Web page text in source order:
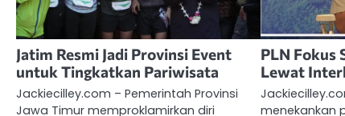
Jatim Resmi Jadi Provinsi Event
untuk Tingkatkan Pariwisata
Jackiecilley.com – Pemerintah Provinsi
Jawa Timur memproklamirkan diri
PLN Fokus
Lewat
menekankan